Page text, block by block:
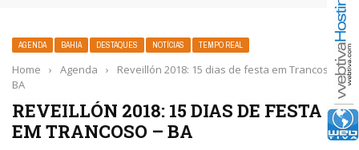
AGENDA BAHIA DESTAQUES NOTÍCIAS TEMPO REAL
Home › Agenda ›
Reveillón 2018: 15 dias de festa em Trancoso –
BA
REVEILLÓN 2018: 15 DIAS DE FESTA
EM TRANCOSO – BA